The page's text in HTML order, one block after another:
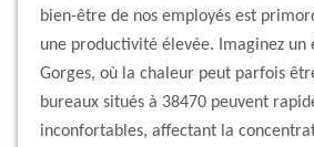
bien-être de nos employés est
une productivité élevée. Imaginez un
Gorges, où la chaleur peut parfois
bureaux situés à 38470 peuvent
inconfortables, affectant la